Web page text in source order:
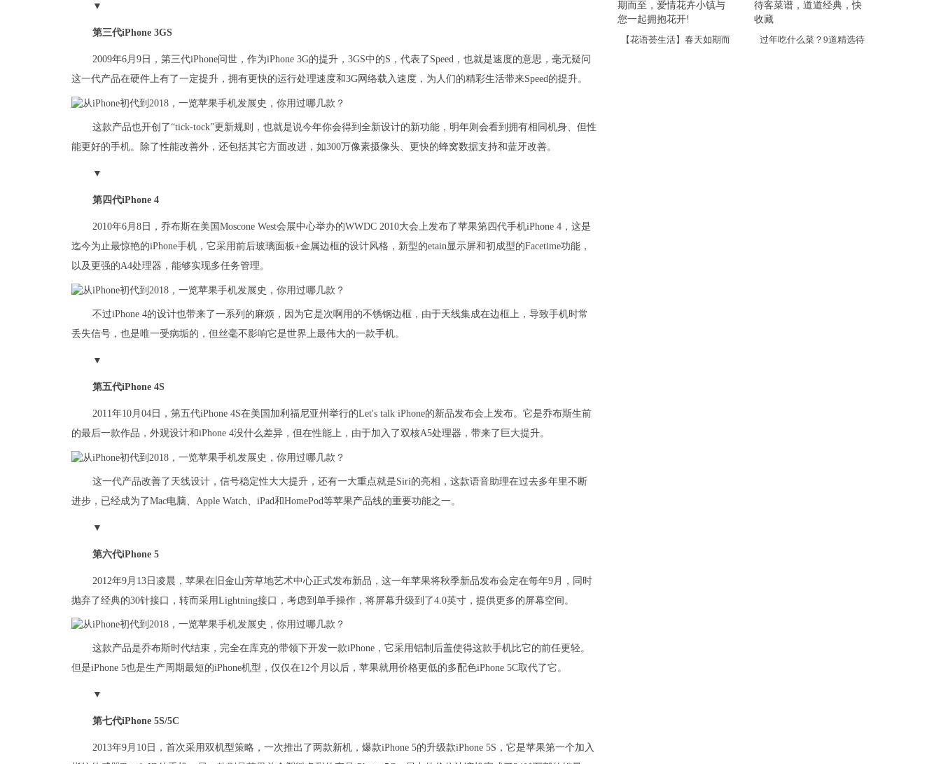
▼
第三代iPhone 3GS
2009年6月9日，第三代iPhone问世，作为iPhone 3G的提升，3GS中的S，代表了Speed，也就是速度的意思，毫无疑问
这一代产品在硬件上有了一定提升，拥有更快的运行处理速度和3G网络载入速度，为人们的精彩生活带来Speed的提升。
这款产品也开创了“tick-tock”更新规则，也就是说今年你会得到全新设计的新功能，明年则会看到拥有相同机身、但性
能更好的手机。除了性能改善外，还包括其它方面改进，如300万像素摄像头、更快的蜂窝数据支持和蓝牙改善。
▼
第四代iPhone 4
2010年6月8日，乔布斯在美国Moscone West会展中心举办的WWDC 2010大会上发布了苹果第四代手机iPhone 4，这是
迄今为止最惊艳的iPhone手机，它采用前后玻璃面板+金属边框的设计风格，新型的etain显示屏和初成型的Facetime功能，
以及更强的A4处理器，能够实现多任务管理。
不过iPhone 4的设计也带来了一系列的麻烦，因为它是次啊用的不锈钢边框，由于天线集成在边框上，导致手机时常
丢失信号，也是唯一受病垢的，但丝毫不影响它是世界上最伟大的一款手机。
▼
第五代iPhone 4S
2011年10月04日，第五代iPhone 4S在美国加利福尼亚州举行的Let's talk iPhone的新品发布会上发布。它是乔布斯生前
的最后一款作品，外观设计和iPhone 4没什么差异，但在性能上，由于加入了双核A5处理器，带来了巨大提升。
这一代产品改善了天线设计，信号稳定性大大提升，还有一大重点就是Siri的亮相，这款语音助理在过去多年里不断
进步，已经成为了Mac电脑、Apple Watch、iPad和HomePod等苹果产品线的重要功能之一。
▼
第六代iPhone 5
2012年9月13日凌晨，苹果在旧金山芳草地艺术中心正式发布新品，这一年苹果将秋季新品发布会定在每年9月，同时
抛弃了经典的30针接口，转而采用Lightning接口，考虑到单手操作，将屏幕升级到了4.0英寸，提供更多的屏幕空间。
这款产品是乔布斯时代结束，完全在库克的带领下开发一款iPhone，它采用铝制后盖使得这款手机比它的前任更轻。
但是iPhone 5也是生产周期最短的iPhone机型，仅仅在12个月以后，苹果就用价格更低的多配色iPhone 5C取代了它。
▼
第七代iPhone 5S/5C
2013年9月10日，首次采用双机型策略，一次推出了两款新机，爆款iPhone 5的升级款iPhone 5S，它是苹果第一个加入
【花语荟生活】春天如期而 过年吃什么菜？9道精选待